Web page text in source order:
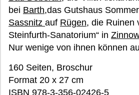
bei Barth,das Gutshaus
Sassnitz auf Rügen, die Ruinen
Steinfurth-Sanatorium“ in
Nur wenige von ihnen können
160 Seiten, Broschur
Format 20 x 27 cm
ISBN 978-3-356-02426-5